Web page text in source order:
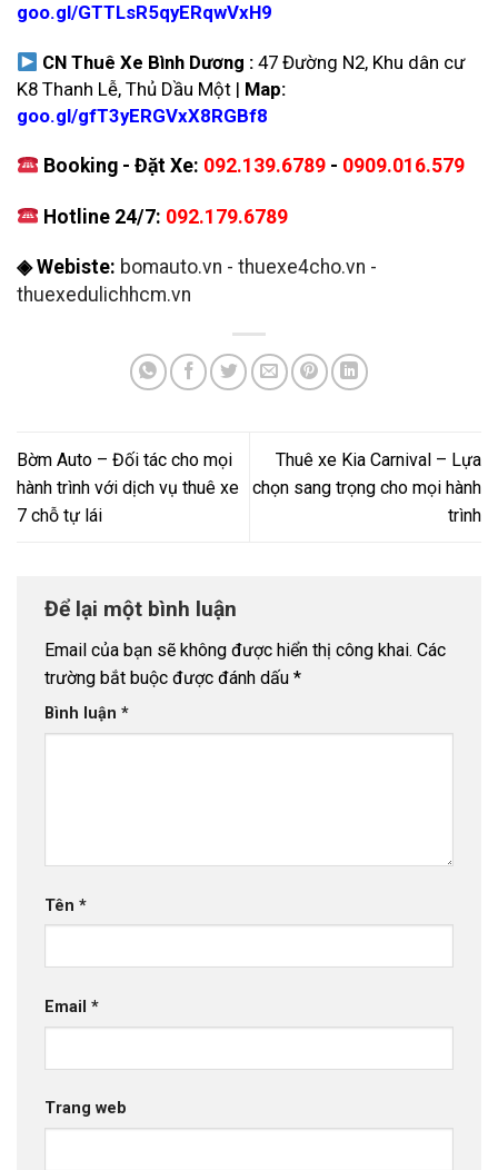
goo.gl/GTTLsR5qyERqwVxH9
CN Thuê Xe Bình Dương :47 Đường N2, Khu dân cư
K8 Thanh Lễ, Thủ Dầu Một | Map:
goo.gl/gfT3yERGVxX8RGBf8
Booking - Đặt Xe: 092.139.6789 - 0909.016.579
Hotline 24/7: 092.179.6789
◈ Webiste: bomauto.vn - thuexe4cho.vn -
thuexedulichhcm.vn
Bờm Auto – Đối tác cho mọi
hành trình với dịch vụ thuê xe
7 chỗ tự lái
Thuê xe Kia Carnival – Lựa
chọn sang trọng cho mọi hành
trình
Để lại một bình luận
Email của bạn sẽ không được hiển thị công khai. Các
trường bắt buộc được đánh dấu *
Bình luận *
Tên *
Email *
Trang web